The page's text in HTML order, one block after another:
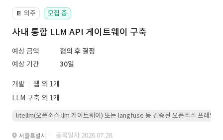
📔 외주 모집 중
사내 통합 LLM API 게이트웨이 구축
예상 금액
협의 후 결정
예상 기간
30일
개발
웹 외 1개
LLM 구축 외 1개
litellm(오픈소스 llm 게이트웨이) 또는 langfuse 등 검증된 오픈소스 프레임워
서울특별시 · 등록일자 2026.07.28.